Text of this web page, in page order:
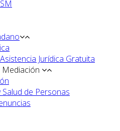
Jurídica Gratuita
Salud de Personas